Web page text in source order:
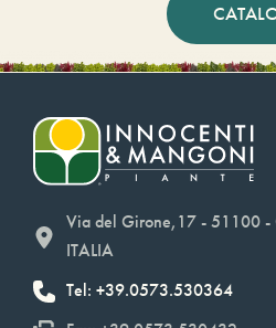
Via del Girone,17 - 51100 -
ITALIA
Tel: +39.0573.530364